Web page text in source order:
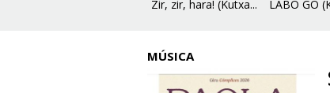
Zir, zir, hara! (Kutxa... LABO GO
MÚSICA